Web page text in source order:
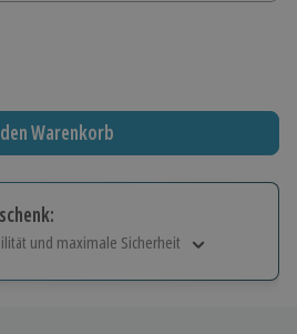
Warenkorb
und maximale Sicherheit